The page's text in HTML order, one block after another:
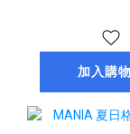
加入購